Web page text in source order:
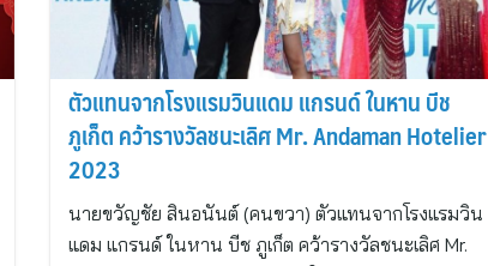
ตัวแทนจากโรงแรมวินแดม แกรนด์ ในหาน บีช
ภูเก็ต คว้ารางวัลชนะเลิศ Mr. Andaman Hotelier
2023
นายขวัญชัย สินอนันต์ (คนขวา) ตัวแทนจากโรงแรมวิน
แดม แกรนด์ ในหาน บีช ภูเก็ต คว้ารางวัลชนะเลิศ Mr.